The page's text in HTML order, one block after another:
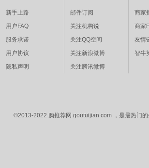
新手上路
用户FAQ
服务承诺
用户协议
隐私声明
邮件订阅
关注机构说
关注QQ空间
关注新浪微博
关注腾讯微博
商家
商家
友情
智牛
©2013-2022 购推荐网 goutuijian.com ，是最热门